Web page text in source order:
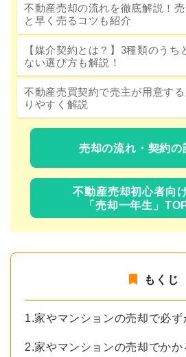
不動産売却の流れを徹底解説！
と早く売るコツも紹介
【媒介契約とは？】3種類のうち
ない選び方も解説！
不動産売買契約で売主が用意す
りやすく解説
売却の流れ・契約の
不動産売却初心者向
「売却一年生」
もくじ
1.家やマンションの売却で必ず
2.家やマンションの売却でかか